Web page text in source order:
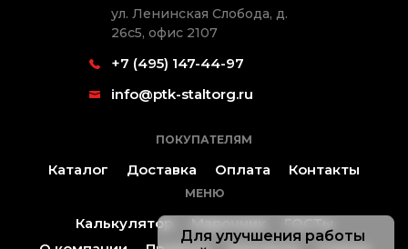
ул. Ленинская Слобода, д.
26с5, офис 2107
+7 (495) 147-44-97
info@ptk-staltorg.ru
ПОКУПАТЕЛЯМ
Каталог Доставка Оплата Контакты
МЕНЮ
Калькулятор Марочник
ГОСТы
Для улучшения работы